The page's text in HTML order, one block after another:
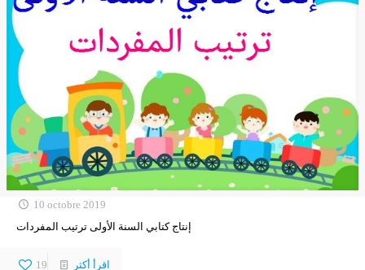
10 octobre 2019
إنتاج كتابي السنة الأولى ترتيب المفردات
19 اقرأ أكثر